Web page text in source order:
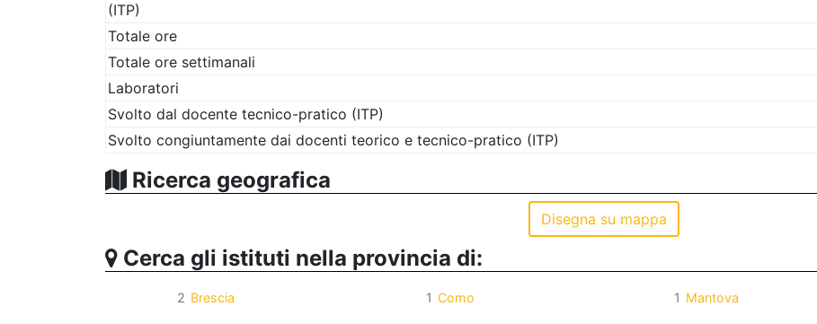
(ITP)
Totale ore
Totale ore settimanali
Laboratori
Svolto dal docente tecnico-pratico (ITP)
Svolto congiuntamente dai docenti teorico e tecnico-pratico (ITP)
Ricerca geografica
Disegna su mappa
Cerca gli istituti nella provincia di:
2 Brescia 1 Como 1 Mantova